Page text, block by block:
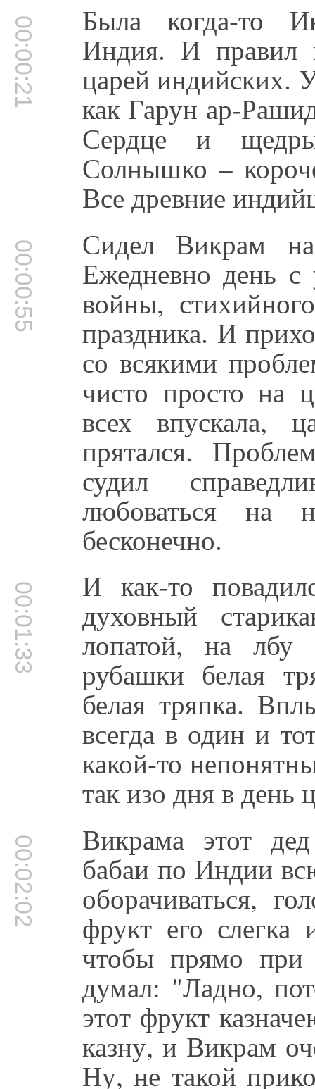
00:00:21 Была когда-то
Индия. И правил
царей индийских.
как Гарун ар-
Сердце и
Солнышко –
Все древние
00:00:55 Сидел Викрам
Ежедневно день
войны,
праздника. И
со всякими
чисто просто на
всех впускала,
прятался.
судил
любоваться на
бесконечно.
00:01:33 И как-то
духовный
лопатой, на лбу
рубашки белая
белая тряпка.
всегда в один и
какой-то
так изо дня в день
00:02:02 Викрама этот
бабаи по Индии
оборачиваться,
фрукт его слегка
чтобы прямо при
думал: "Ладно,
этот фрукт
казну, и Викрам
Ну, не такой